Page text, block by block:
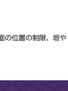
の位置の制限、垣や